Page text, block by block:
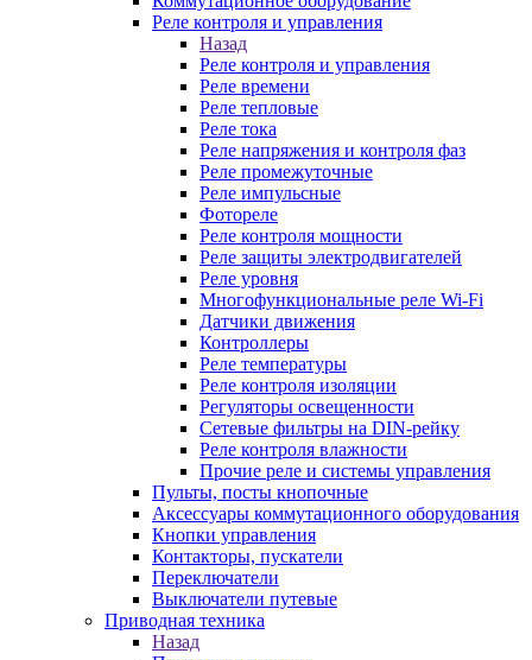
Реле контроля и управления
Назад
Реле контроля и управления
Реле времени
Реле тепловые
Реле тока
Реле напряжения и контроля фаз
Реле промежуточные
Реле импульсные
Фотореле
Реле контроля мощности
Реле защиты электродвигателей
Реле уровня
Многофункциональные реле Wi-Fi
Датчики движения
Контроллеры
Реле температуры
Реле контроля изоляции
Регуляторы освещенности
Сетевые фильтры на DIN-рейку
Реле контроля влажности
Прочие реле и системы управления
Пульты, посты кнопочные
Аксессуары коммутационного оборудования
Кнопки управления
Контакторы, пускатели
Переключатели
Выключатели путевые
Приводная техника
Назад